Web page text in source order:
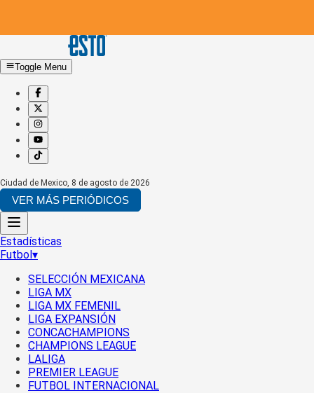
Toggle Menu
Ciudad de Mexico, 8 de agosto de 2026
VER MÁS PERIÓDICOS
Estadísticas
Futbol▾
SELECCIÓN MEXICANA
LIGA MX
LIGA MX FEMENIL
LIGA EXPANSIÓN
CONCACHAMPIONS
CHAMPIONS LEAGUE
LALIGA
PREMIER LEAGUE
FUTBOL INTERNACIONAL